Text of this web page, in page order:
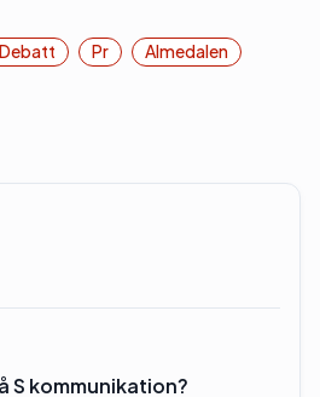
Debatt Pr Almedalen
S kommunikation?